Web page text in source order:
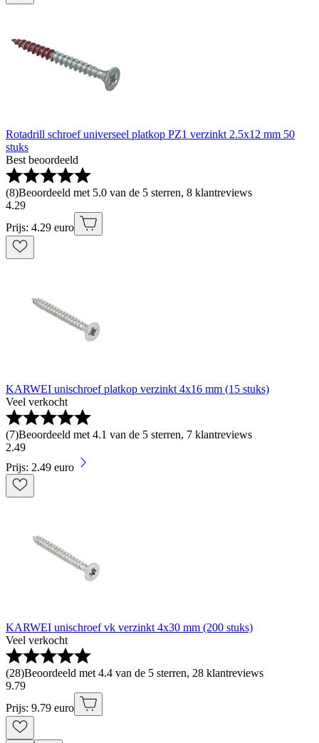
Rotadrill schroef universeel platkop PZ1 verzinkt 2.5x12 mm 50
stuks
Best beoordeeld
(8)Beoordeeld met 5.0 van de 5 sterren, 8 klantreviews
4.29
Prijs: 4.29 euro
KARWEI unischroef platkop verzinkt 4x16 mm (15 stuks)
Veel verkocht
(7)Beoordeeld met 4.1 van de 5 sterren, 7 klantreviews
2.49
Prijs: 2.49 euro
KARWEI unischroef vk verzinkt 4x30 mm (200 stuks)
Veel verkocht
(28)Beoordeeld met 4.4 van de 5 sterren, 28 klantreviews
9.79
Prijs: 9.79 euro